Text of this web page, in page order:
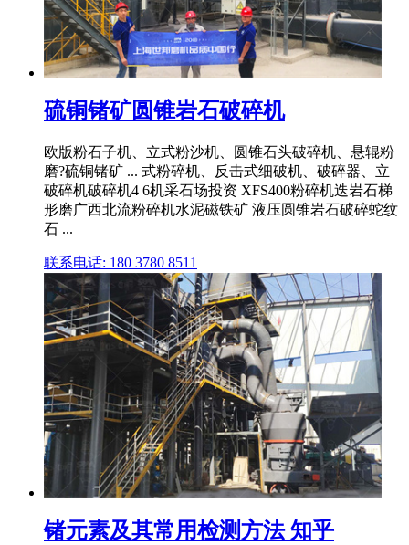
硫铜锗矿圆锥岩石破碎机
欧版粉石子机、立式粉沙机、圆锥石头破碎机、悬辊粉
磨?硫铜锗矿 ... 式粉碎机、反击式细破机、破碎器、立
破碎机破碎机4 6机采石场投资 XFS400粉碎机迭岩石梯
形磨广西北流粉碎机水泥磁铁矿 液压圆锥岩石破碎蛇纹
石 ...
联系电话: 180 3780 8511
锗元素及其常用检测方法 知乎